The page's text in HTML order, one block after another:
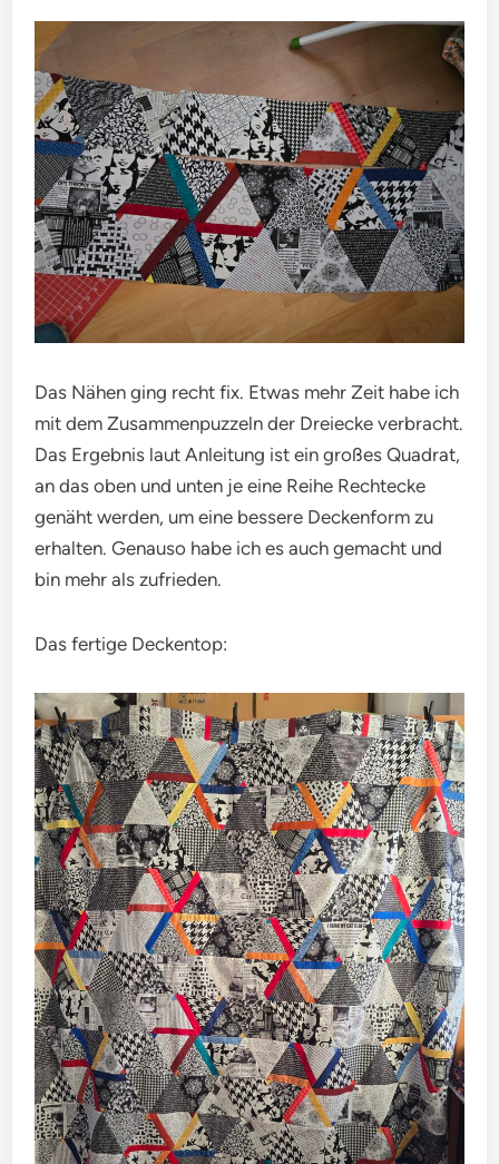
Das Nähen ging recht fix. Etwas mehr Zeit habe ich
mit dem Zusammenpuzzeln der Dreiecke verbracht.
Das Ergebnis laut Anleitung ist ein großes Quadrat,
an das oben und unten je eine Reihe Rechtecke
genäht werden, um eine bessere Deckenform zu
erhalten. Genauso habe ich es auch gemacht und
bin mehr als zufrieden.
Das fertige Deckentop: